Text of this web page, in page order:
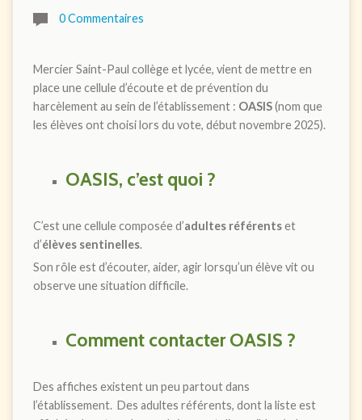
0 Commentaires
Mercier Saint-Paul collège et lycée, vient de mettre en
place une cellule d’écoute et de prévention du
harcèlement au sein de l’établissement : OASIS(nom que
les élèves ont choisi lors du vote, début novembre 2025).
OASIS, c’est quoi ?
C’est une cellule composée d’adultes référentset
d’élèves sentinelles.
Son rôle est d’écouter, aider, agir lorsqu’un élève vit ou
observe une situation difficile.
Comment contacterOASIS ?
Des affiches existent un peu partout dans
l’établissement. Des adultes référents, dont la liste est